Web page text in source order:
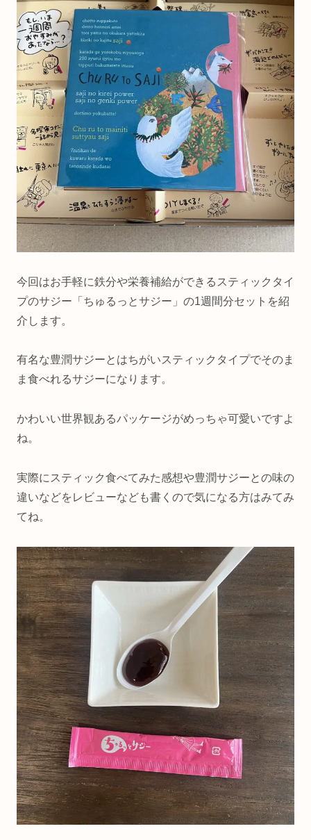
今回はお手軽に鉄分や栄養補給ができるスティックタイ
プのサジー「ちゅるっとサジー」の1週間分セットを紹
介します。
有名な豊潤サジーとはちがいスティックタイプでそのま
ま食べれるサジーになります。
かわいい世界観あるパッケージがめっちゃ可愛いですよ
ね。
実際にスティック食べてみた感想や豊潤サジーとの味の
違いなどをレビューなども書くので気になる方はみてみ
てね。